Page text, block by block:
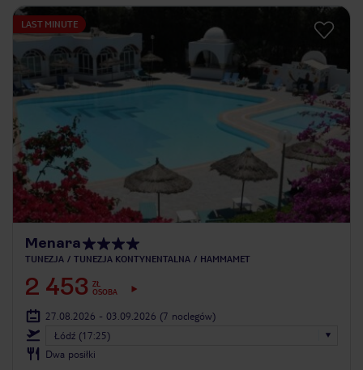
LAST MINUTE
Menara
TUNEZJA TUNEZJA KONTYNENTALNA HAMMAMET
2 453 ZŁ
OSOBA
27.08.2026 - 03.09.2026 (7 noclegów)
Łódź (17:25)
Dwa posiłki